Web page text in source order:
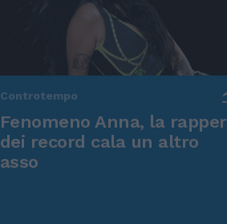
Controtempo
Fenomeno Anna, la rapper
dei record cala un altro
asso